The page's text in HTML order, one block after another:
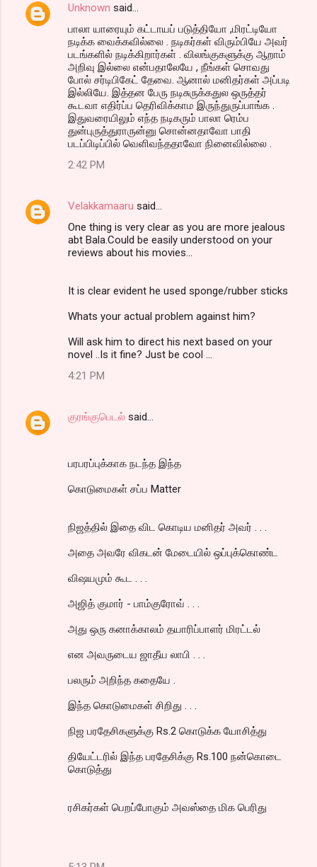
Unknown said…
பாலா யாரையும் கட்டாயப் படுத்தியோ ,மிரட்டியோ
நடிக்க வைக்கவில்லை . நடிகர்கள் விரும்பியே அவர்
படங்களில் நடிக்கிறார்கள் . விலங்குகளுக்கு ஆறாம்
அறிவு இல்லை என்பதாலேயே , நீங்கள் சொவது
போல் சர்டிபிகேட் தேவை. ஆனால் மனிதர்கள் அப்படி
இல்லியே. இத்தன பேரு நடிசுருக்கதுல ஒருத்தர்
கூடவா எதிர்ப்ப தெரிவிக்காம இருந்துருப்பாங்க .
இதுவரையிலும் எந்த நடிகரும் பாலா ரெம்ப
துன்புருத்துராருன்னு சொன்னதாவோ பாதி
படப்பிடிப்பில் வெளிவந்ததாவோ நினைவில்லை .
2:42 PM
Velakkamaaru said…
One thing is very clear as you are more jealous
abt Bala.Could be easily understood on your
reviews about his movies...
It is clear evident he used sponge/rubber sticks
Whats your actual problem against him?
Will ask him to direct his next based on your
novel ..Is it fine? Just be cool ...
4:21 PM
குரங்குபெடல் said…
பரபரப்புக்காக நடந்த இந்த
கொடுமைகள் சப்ப Matter
நிஜத்தில் இதை விட கொடிய மனிதர் அவர் . . .
அதை அவரே விகடன் மேடையில் ஒப்புக்கொண்ட
விஷயமும் கூட . . .
அஜித் குமார் - பாம்குரோவ் . . .
அது ஒரு கனாக்காலம் தயாரிப்பாளர் மிரட்டல்
என அவருடைய ஜாதீய லாபி . . .
பலரும் அறிந்த கதையே .
இந்த கொடுமைகள் சிறிது . . .
நிஜ பரதேசிகளுக்கு Rs.2 கொடுக்க யோசித்து
தியேட்டரில் இந்த பரதேசிக்கு Rs.100 நன்கொடை
கொடுத்து
ரசிகர்கள் பெறப்போகும் அவஸ்தை மிக பெரிது